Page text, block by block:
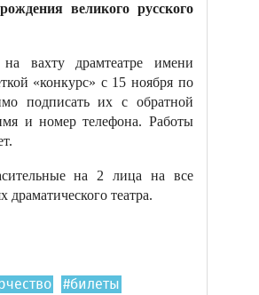
великого русского
вахту драмтеатре имени
«конкурс» с 15 ноября по
подписать их с обратной
и номер телефона. Работы
на 2 лица на все
театра.
#билеты